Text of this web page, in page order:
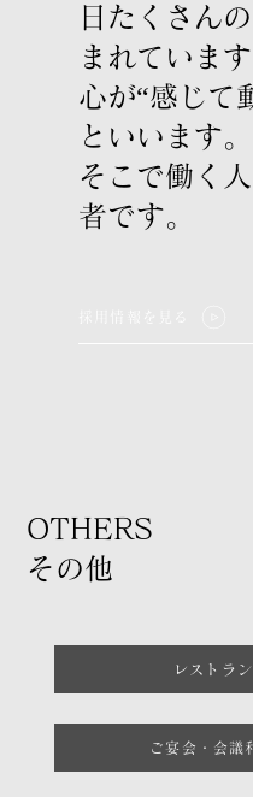
日たくさん
まれています
心が“感じて
といいます。
そこで働く
者です。
レストラ
ご宴会・会議
​その他
OTHERS